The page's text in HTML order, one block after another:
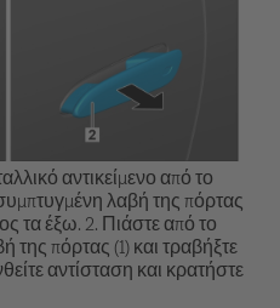
αντικείμενο από το
λαβή της πόρτας
τα έξω. 2. Πιάστε από το
πόρτας (1) και τραβήξτε
αντίσταση και κρατήστε